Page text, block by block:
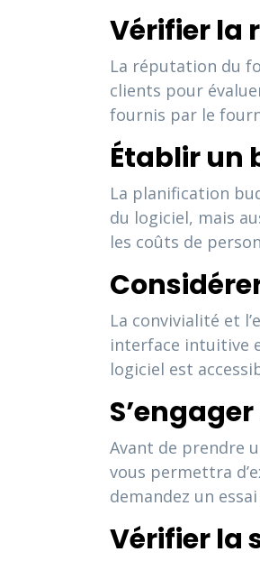
Vérifier la
La réputation du
clients pour
fournis par le
Établir un
La planification
du logiciel, mais
les coûts de
La convivialité et
interface intuitive
logiciel est
Avant de prendre
vous permettra
demandez un
Vérifier la